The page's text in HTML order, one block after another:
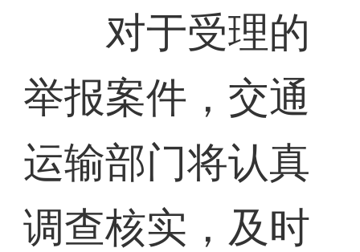
对于受理的
举报案件，交通
运输部门将认真
调查核实，及时